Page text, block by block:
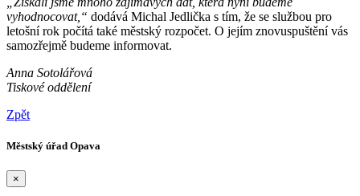
vyhodnocovat,“ dodává Michal Jedlička s tím, že se službou pro
letošní rok počítá také městský rozpočet. O jejím znovuspuštění vás
samozřejmě budeme informovat.
Anna Sotolářová
Tiskové oddělení
Zpět
Městský úřad Opava
×